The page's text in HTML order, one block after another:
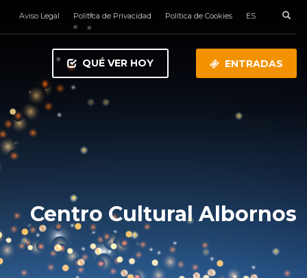
Aviso Legal Política de Privacidad Política de Cookies ES
QUÉ VER HOY ENTRADAS
Centro Cultural Albornos